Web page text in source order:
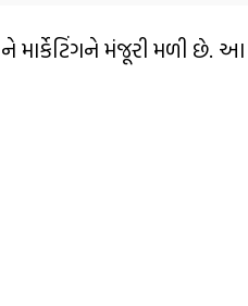
મંજૂરી મળી છે. આ